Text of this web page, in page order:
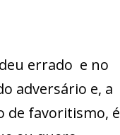
errado e no
adversário e, a
de favoritismo, é